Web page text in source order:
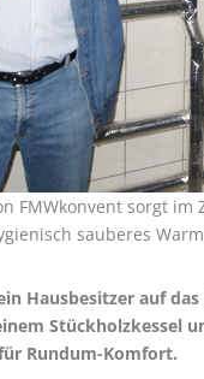
FMWkonvent sorgt
sauberes
Hausbesitzer auf
Stückholzkessel
Rundum-Komfort.